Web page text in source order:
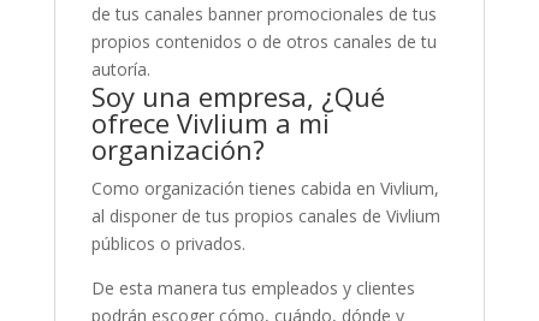
de tus canales banner promocionales de tus
propios contenidos o de otros canales de tu
autoría.
Soy una empresa, ¿Qué
ofrece Vivlium a mi
organización?
Como organización tienes cabida en Vivlium,
al disponer de tus propios canales de Vivlium
públicos o privados.
De esta manera tus empleados y clientes
podrán escoger cómo, cuándo, dónde y